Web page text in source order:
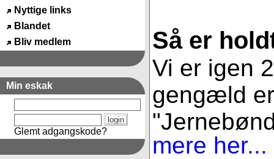
Nyttige links
Blandet
Bliv medlem
Min eskak
Glemt adgangskode?
Så er
Vi er igen
gengæld
mere her...